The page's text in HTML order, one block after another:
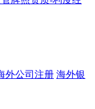
外公司注册 海外银